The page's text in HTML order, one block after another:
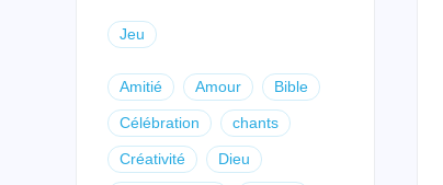
Jeu
Amitié Amour Bible
Célébration chants
Créativité Dieu